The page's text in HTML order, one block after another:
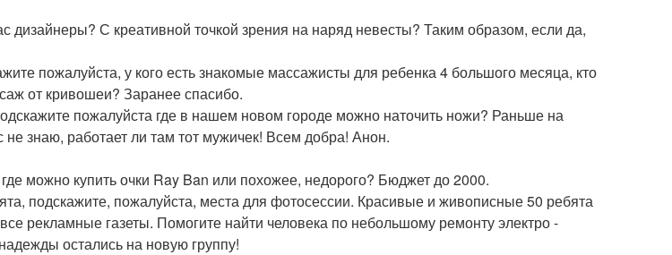
дизайнеры? С креативной точкой зрения на наряд невесты? Таким образом, если да,
пожалуйста, у кого есть знакомые массажисты для ребенка 4 большого месяца, кто
от кривошеи? Заранее спасибо.
пожалуйста где в нашем новом городе можно наточить ножи? Раньше на
не знаю, работает ли там тот мужичек! Всем добра! Анон.
можно купить очки Ray Ban или похожее, недорого? Бюджет до 2000.
подскажите, пожалуйста, места для фотосессии. Красивые и живописные 50 ребята
рекламные газеты. Помогите найти человека по небольшому ремонту электро -
остались на новую группу!